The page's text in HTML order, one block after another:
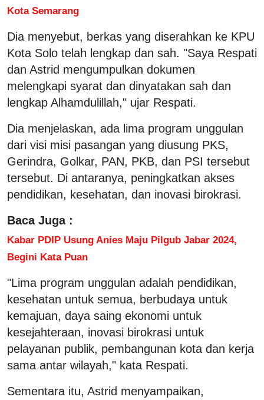
Kota Semarang
Dia menyebut, berkas yang diserahkan ke KPU
Kota Solo telah lengkap dan sah. "Saya Respati
dan Astrid mengumpulkan dokumen
melengkapi syarat dan dinyatakan sah dan
lengkap Alhamdulillah," ujar Respati.
Dia menjelaskan, ada lima program unggulan
dari visi misi pasangan yang diusung PKS,
Gerindra, Golkar, PAN, PKB, dan PSI tersebut
tersebut. Di antaranya, peningkatkan akses
pendidikan, kesehatan, dan inovasi birokrasi.
Baca Juga :
Kabar PDIP Usung Anies Maju Pilgub Jabar 2024,
Begini Kata Puan
"Lima program unggulan adalah pendidikan,
kesehatan untuk semua, berbudaya untuk
kemajuan, daya saing ekonomi untuk
kesejahteraan, inovasi birokrasi untuk
pelayanan publik, pembangunan kota dan kerja
sama antar wilayah," kata Respati.
Sementara itu, Astrid menyampaikan,